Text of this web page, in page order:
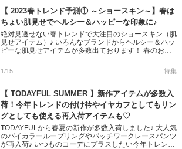
【 2023春トレンド予測① ～ショースキン～】春は
ちょい肌見せでヘルシー＆ハッピーな印象に♪
絶対見逃せない春トレンドで大注目のショースキン（肌
見せアイテム）♪ いろんなブランドからヘルシー＆ハッ
ピーな肌見せアイテムが多数出ております！ 春のおし
スタイルで春 […]
1/15 特集
【 TODAYFUL SUMMER 】新作アイテムが多数入
荷！今年トレンドの付け衿やイヤカフとしてもリン
グとしても使える再入荷アイテムも♡
TODAYFULから春夏の新作が多数入荷しました♪ 大人気
のバイカラーループリングやパッチワークレースパンツ
が再入荷♪ いつものコーデにプラスしたい今年トレンド